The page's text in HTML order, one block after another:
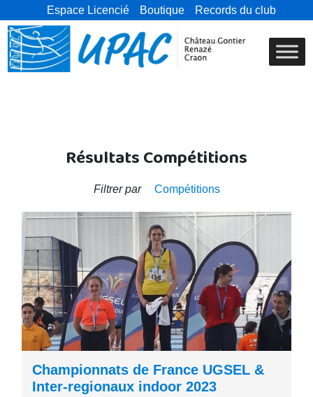
Espace Licencié Boutique Records du club
Résultats Compétitions
Filtrer par Compétitions
Championnats de France UGSEL &
Inter-regionaux indoor 2023